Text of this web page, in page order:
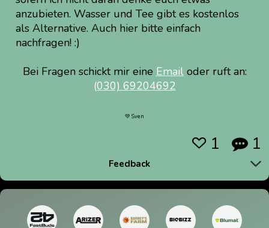
anzubieten. Wasser und Tee gibt es kostenlos
als Alternative. Auch hier bitte einfach
nachfragen! :)
Bei Fragen schickt mir eine Emailoder ruft an:
(030) 69204692
💚 Sven
 1  1
Feedback